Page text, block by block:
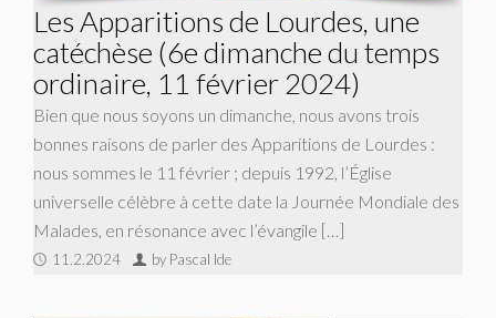
Les Apparitions de Lourdes, une
catéchèse (6e dimanche du temps
ordinaire, 11 février 2024)
Bien que nous soyons un dimanche, nous avons trois
bonnes raisons de parler des Apparitions de Lourdes :
nous sommes le 11 février ; depuis 1992, l’Église
universelle célèbre à cette date la Journée Mondiale des
Malades, en résonance avec l’évangile […]
11.2.2024 by Pascal Ide